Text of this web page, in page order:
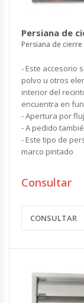
Persiana de
Persiana de
- Este accesorio
polvo u otros
interior del
encuentra en
- Apertura por
- A pedido
- Este tipo de
marco pintado
Consultar
CONSULTAR